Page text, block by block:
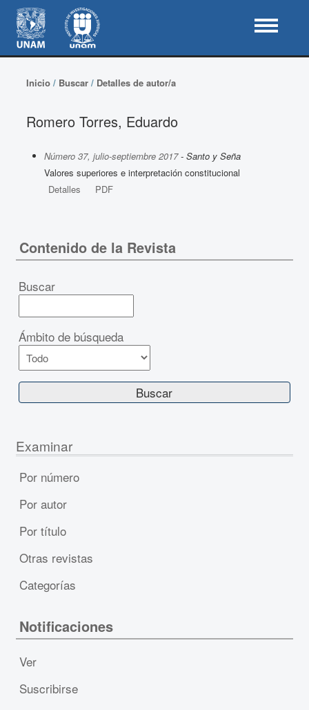
Inicio/ Buscar/ Detalles de autor/a
Romero Torres, Eduardo
Número 37, julio-septiembre 2017- Santo y Seña
Valores superiores e interpretación constitucional
Detalles
PDF
Contenido de la Revista
Buscar
Ámbito de búsqueda
Examinar
Por número
Por autor
Por título
Otras revistas
Categorías
Notificaciones
Ver
Suscribirse